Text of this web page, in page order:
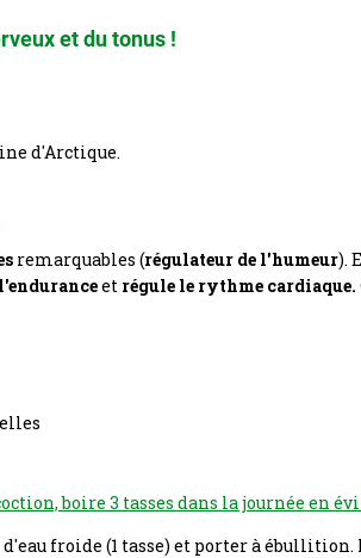
et du tonus !
d'Arctique.
remarquables (régulateur de l'humeur).
et régule le rythme cardiaque.
boire 3 tasses dans la journée en
froide (1 tasse) et porter à